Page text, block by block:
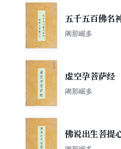
五千五百佛名
阇那崛多
虚空孕菩萨经
阇那崛多
佛说出生菩提